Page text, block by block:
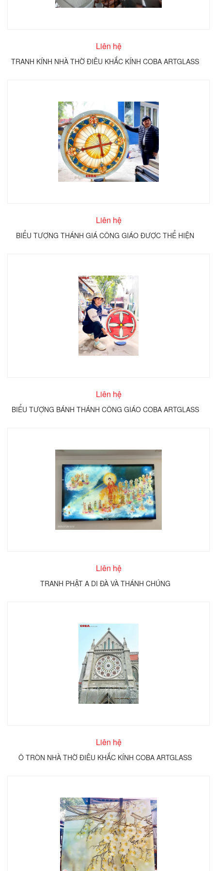
Liên hệ
TRANH KÍNH NHÀ THỜ ĐIÊU KHẮC KÍNH COBA ARTGLASS
Liên hệ
BIỂU TƯỢNG THÁNH GIÁ CÔNG GIÁO ĐƯỢC THỂ HIỆN
Liên hệ
BIỂU TƯỢNG BÁNH THÁNH CÔNG GIÁO COBA ARTGLASS
Liên hệ
TRANH PHẬT A DI ĐÀ VÀ THÁNH CHÚNG
Liên hệ
Ô TRÒN NHÀ THỜ ĐIÊU KHẮC KÍNH COBA ARTGLASS